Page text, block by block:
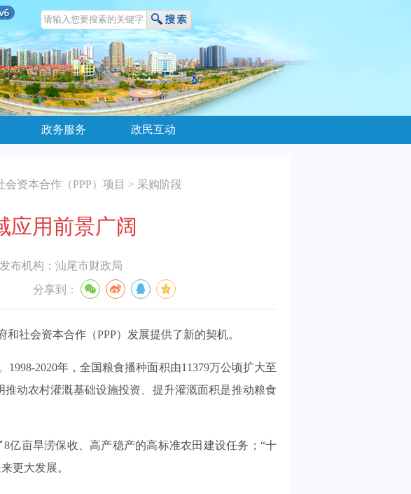
政务服务 政民互动
会资本合作（PPP）项目 > 采购阶段
应用前景广阔
布机构： 汕尾市财政局
分享到：
会资本合作（PPP）发展提供了新的契机。
2020年，全国粮食播种面积由11379万公顷扩大至
动农村灌溉基础设施投资、提升灌溉面积是推动粮食
亩旱涝保收、高产稳产的高标准农田建设任务；“十
更大发展。